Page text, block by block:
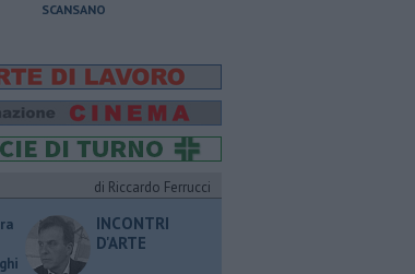
SCANSANO
di Riccardo Ferrucci
INCONTRI
D'ARTE